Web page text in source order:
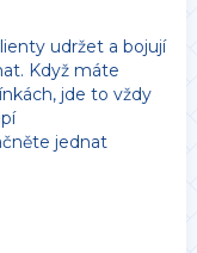
udržet a bojují
Když máte
jde to vždy
jednat